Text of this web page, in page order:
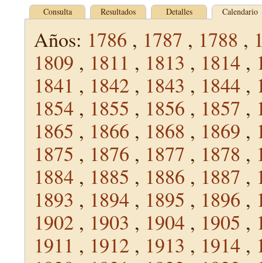
Consulta Resultados Detalles Calendario
Años: 1786 , 1787 , 1788 ,
1809 , 1811 , 1813 , 1814 ,
1841 , 1842 , 1843 , 1844 ,
1854 , 1855 , 1856 , 1857 ,
1865 , 1866 , 1868 , 1869 ,
1875 , 1876 , 1877 , 1878 ,
1884 , 1885 , 1886 , 1887 ,
1893 , 1894 , 1895 , 1896 ,
1902 , 1903 , 1904 , 1905 ,
1911 , 1912 , 1913 , 1914 ,